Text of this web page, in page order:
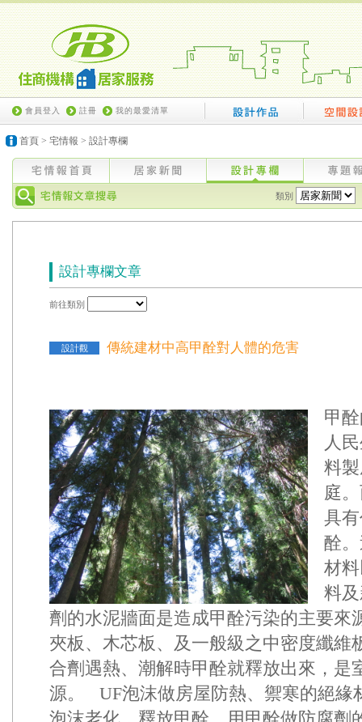
會員登入 註冊 我的最愛清單
首頁 > 宅情報 > 設計專欄
類別
設計專欄文章
前往類別
設計觀 傳統建材中高甲酫對人體的危害
甲
人
料
庭
具
酫
材
料
劑的水泥牆面是造成甲酫污染的主要來
夾板、木芯板、及一般級之中密度纖維
合劑遇熱、潮解時甲酫就釋放出來，是
源。 UF泡沫做房屋防熱、禦寒的絕緣